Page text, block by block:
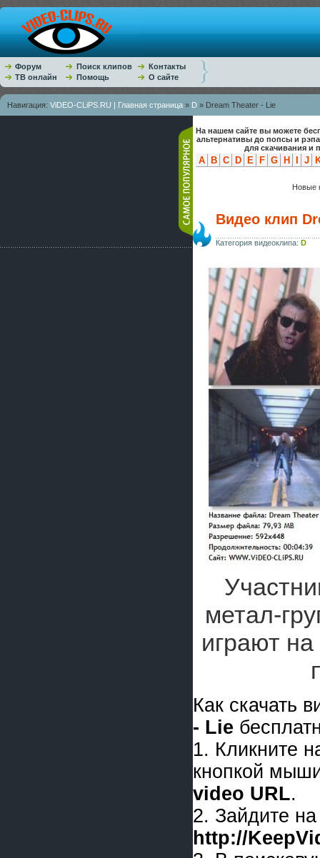
Форум Поиск клипов
Контакты
ТВ онлайн
Помощь О сайте
Навигация: ViDEO-CLiPS.RU | Главная страница » D » Dream Theater - Lie
На нашем сайте вы можете
альтернативы до попсы и
для скачивания и
A B C D E F G H J
Новые
Видео клип
Категория видеоклипа: D
метал-
играют
Как скачать
- Lie
1. Кликните
кнопкой
video URL.
2. Зайдите на
http://